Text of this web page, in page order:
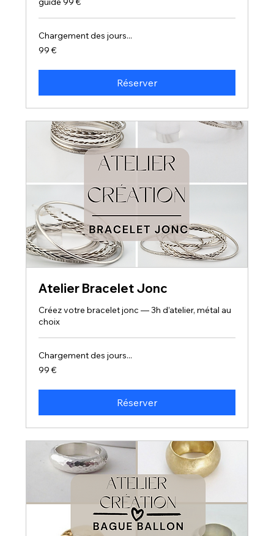
Chargement des jours...
99
euros
99 €
Réserver
Atelier Bracelet Jonc
Créez votre bracelet jonc — 3h d’atelier, métal au
choix
Chargement des jours...
99
euros
99 €
Réserver